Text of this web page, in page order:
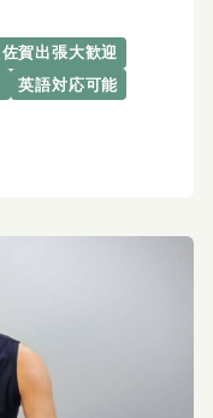
佐賀出張大歓迎
英語対応可能